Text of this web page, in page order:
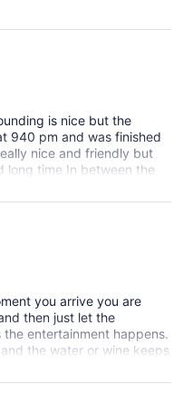
is nice but the
940 pm and was finished
nice and friendly but
long time In between the
starter
you arrive you are
then just let the
entertainment happens.
the water or wine keeps
the Maltese dancers